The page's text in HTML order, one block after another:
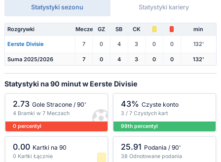
Statystyki sezonu Statystyki kariery
Rozgrywki Mecze GZ SB CK min
Eerste Divisie 7 0 4 3 0 0 132'
Suma 2025/2026 7 0 4 3 0 0 132'
Statystyki na 90 minut w Eerste Divisie
2.73 Gole Stracone / 90'
4 Bramki w 7 Meczach
0 percentyl
43% Czyste konto
3 / 7 Czystych kart
99th percentyl
0.00 Kartki na 90
0 Kartki Łącznie
25.91 Podania / 90'
38 Odnotowane podania